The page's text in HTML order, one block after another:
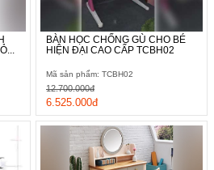
trên mà ngay phía dưới chân bàn
những ngăn kéo đựng đồ với sự
BÀN HỌC CHỐNG GÙ CHO BÉ
HIỆN ĐẠI CAO CẤP TCBH02
Mã sản phẩm: TCBH02
6.525.000đ
12.700.000đ